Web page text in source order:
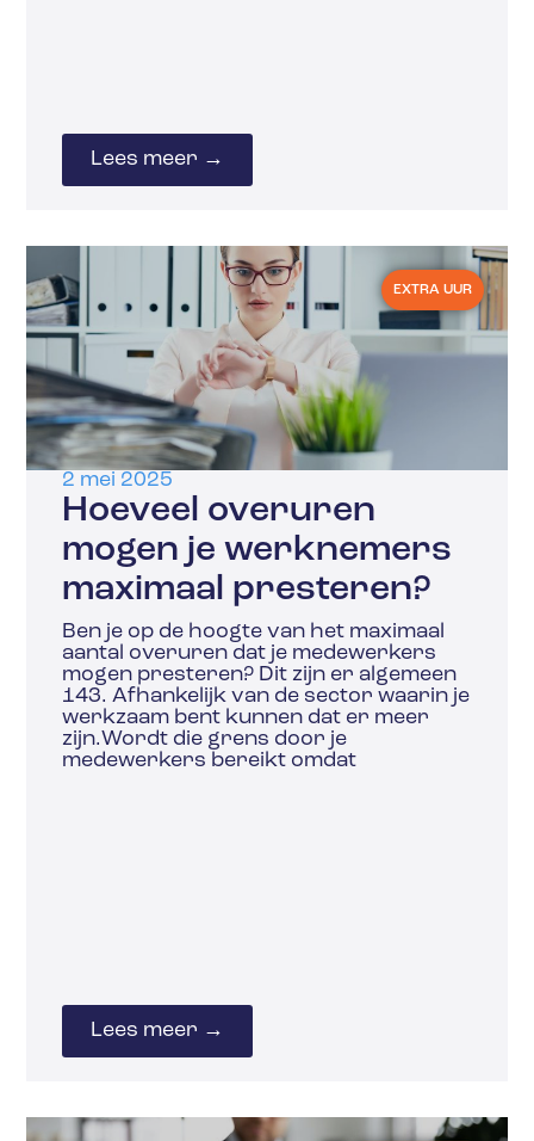
Lees meer →
EXTRA UUR
2 mei 2025
Hoeveel overuren
mogen je werknemers
maximaal presteren?
Ben je op de hoogte van het maximaal
aantal overuren dat je medewerkers
mogen presteren? Dit zijn er algemeen
143. Afhankelijk van de sector waarin je
werkzaam bent kunnen dat er meer
zijn.Wordt die grens door je
medewerkers bereikt omdat
Lees meer →